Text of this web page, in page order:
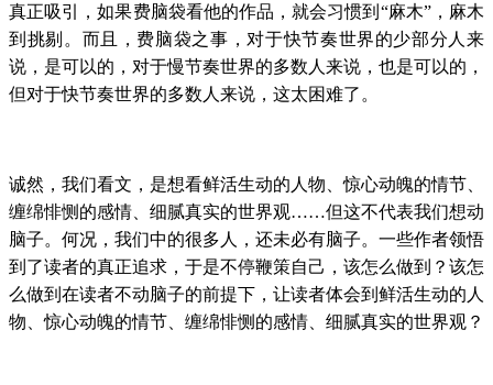
真正吸引，如果费脑袋看他的作品，就会习惯到“麻木”，麻木
到挑剔。而且，费脑袋之事，对于快节奏世界的少部分人来
说，是可以的，对于慢节奏世界的多数人来说，也是可以的，
但对于快节奏世界的多数人来说，这太困难了。
诚然，我们看文，是想看鲜活生动的人物、惊心动魄的情节、
缠绵悱恻的感情、细腻真实的世界观……但这不代表我们想动
脑子。何况，我们中的很多人，还未必有脑子。一些作者领悟
到了读者的真正追求，于是不停鞭策自己，该怎么做到？该怎
么做到在读者不动脑子的前提下，让读者体会到鲜活生动的人
物、惊心动魄的情节、缠绵悱恻的感情、细腻真实的世界观？